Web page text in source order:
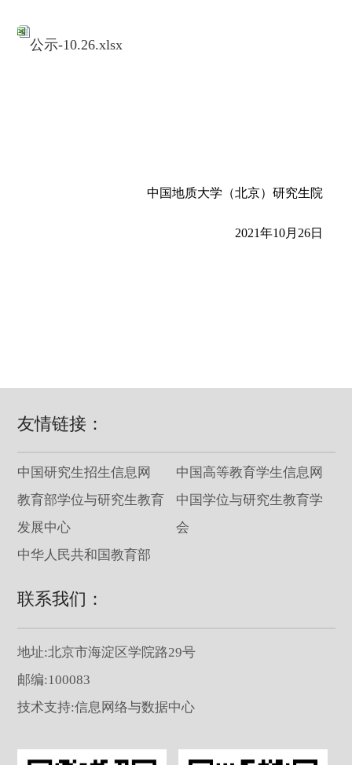
公示-10.26.xlsx
中国地质大学（北京）研究生院
2021年10月 26日
友情链接：
中国研究生招生信息网
中国高等教育学生信息网
教育部学位与研究生教育
发展中心
中国学位与研究生教育学
会
中华人民共和国教育部
联系我们：
地址:北京市海淀区学院路29号
邮编:100083
技术支持:信息网络与数据中心